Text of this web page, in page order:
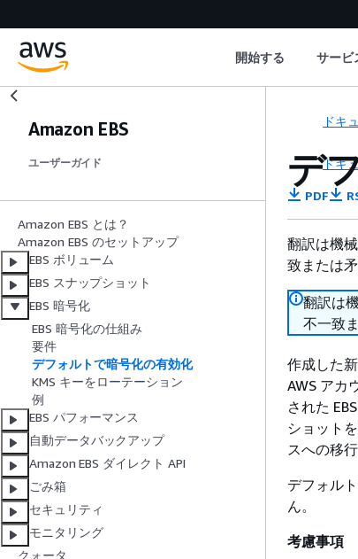
開始する サービ
Amazon EBS
ユーザーガイド
Amazon EBS とは？
Amazon EBS のセットアップ
EBS ボリューム
EBS スナップショット
EBS 暗号化
EBS 暗号化の仕組み
要件
デフォルトで暗号化の有効化
KMS キーをローテーション
例
EBS パフォーマンス
自動データバックアップ
Amazon EBS ダイレクト API
ごみ箱
セキュリティ
モニタリング
クォータ
ドキ
ドキ
デ
PDF
翻訳は機
致または
翻訳は
不一致
作成した
AWS アカ
された
ショット
スへの移
デフォル
ん。
考慮事項